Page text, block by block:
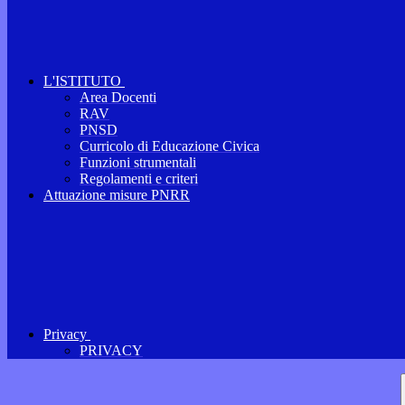
L'ISTITUTO
Area Docenti
RAV
PNSD
Curricolo di Educazione Civica
Funzioni strumentali
Regolamenti e criteri
Attuazione misure PNRR
Privacy
PRIVACY